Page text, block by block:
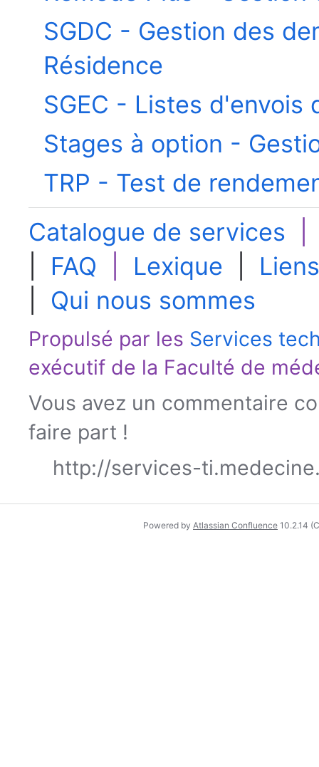
SGDC - Gestion des
Résidence
SGEC - Listes d'envois
Stages à option -
TRP - Test de
Catalogue de services
FAQ Lexique
Qui nous sommes
Propulsé par les Services
exécutif de la Faculté de
Vous avez un commentaire
faire part !
http://services-
Powered by Atlassian Confluence 10.2.14